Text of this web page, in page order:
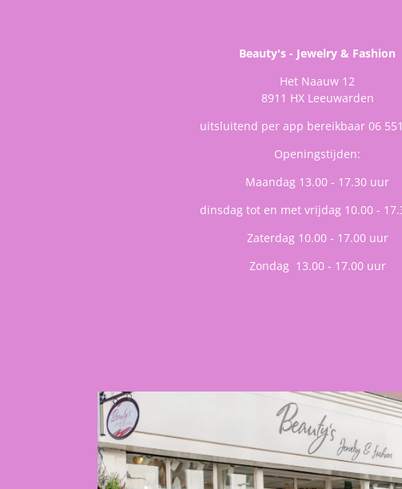
Beauty's - Jewelry & Fashion
Het Naauw 12
8911 HX Leeuwarden
uitsluitend per app bereikbaar 06
Openingstijden:
Maandag 13.00 - 17.30 uur
dinsdag tot en met vrijdag 10.00 -
Zaterdag 10.00 - 17.00 uur
Zondag 13.00 - 17.00 uur